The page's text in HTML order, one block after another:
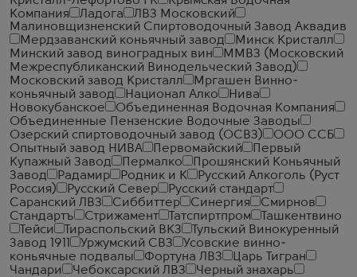
Компания
Ладога
ЛВЗ Московский
Малиновщизненский Спиртоводочный Завод Аквадив
Мердзаванский коньячный завод
Минск Кристалл
Минский завод виноградных вин
ММВЗ (Московский
Межреспубликанский Винодельческий Завод)
Московский завод Кристалл
Мргашен Винно-
коньячный завод
Национал Алко
Нива
Новокубанское
Объединенная Водочная Компания
Объединенные Пензенские Водочные Заводы
Озерский спиртоводочный завод (ОСВЗ)
ООО ССБ
Опытный завод НИВА
Первомайский
Первый
Купажный Завод
Пермалко
Прошянский Коньячный
Завод
Радамир Родник и К
Русский Алкоголь (Руст
Россия)
Русский Север
Русский стандарт
Саранский ЛВЗ
Сиббиттер Синергия
Смирнов
Стандартъ
Стрижамент Татспиртпром
Ташкентвино
Тейси
Тираспольский ВКЗ
Тульский Винокуренный
Завод 1911
Уржумский СВЗ
Усовские винно-
коньячные подвалы
Фортуна ЛВЗ
Царь Тигран
Чандари
Чебоксарский ЛВЗ
Черный знахарь